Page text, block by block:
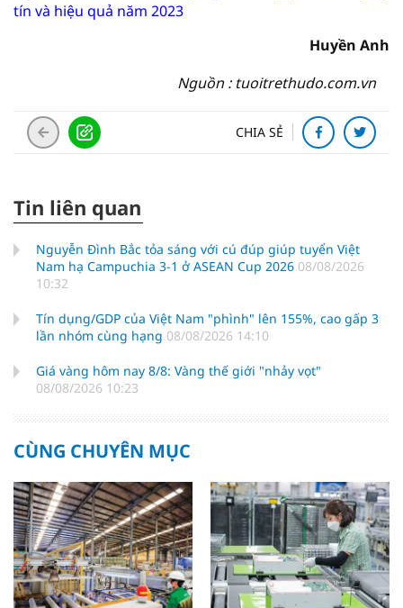
tín và hiệu quả năm 2023
Huyền Anh
Nguồn : tuoitrethudo.com.vn
CHIA SẺ
Tin liên quan
Nguyễn Đình Bắc tỏa sáng với cú đúp giúp tuyển Việt
Nam hạ Campuchia 3-1 ở ASEAN Cup 2026 08/08/2026
10:32
Tín dụng/GDP của Việt Nam "phình" lên 155%, cao gấp 3
lần nhóm cùng hạng 08/08/2026 14:10
Giá vàng hôm nay 8/8: Vàng thế giới "nhảy vọt"
08/08/2026 10:23
CÙNG CHUYÊN MỤC